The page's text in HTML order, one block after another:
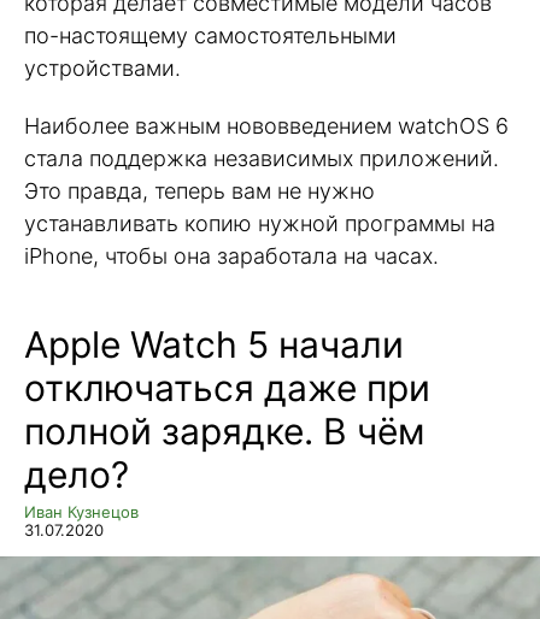
по-настоящему самостоятельными
устройствами.
Наиболее важным нововведением watchOS 6
стала поддержка независимых приложений.
Это правда, теперь вам не нужно
устанавливать копию нужной программы на
iPhone, чтобы она заработала на часах.
Apple Watch 5 начали
отключаться даже при
полной зарядке. В чём
дело?
Иван Кузнецов
31.07.2020